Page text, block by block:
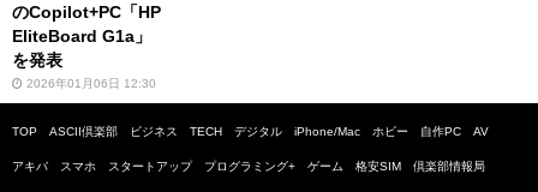
のCopilot+PC「HP
EliteBoard G1a」
を発表
2026年01月06日 12:30
TOP ASCII倶楽部 ビジネス TECH デジタル iPhone/Mac ホビー 自作PC AV
アキバ スマホ スタートアップ プログラミング+ ゲーム 格安SIM 倶楽部情報局